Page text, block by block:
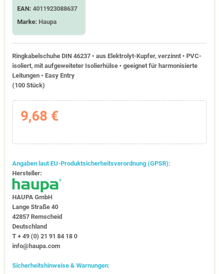
EAN: 4011923088637
Marke: Haupa
Ringkabelschuhe DIN 46237 • aus Elektrolyt-Kupfer, verzinnt • PVC-
isoliert, mit aufgeweiteter Isolierhülse • geeignet für harmonisierte
Leitungen • Easy Entry
(100 Stück)
9,68 €
Angaben laut EU-Produktsicherheitsverordnung (GPSR):
Hersteller:
HAUPA GmbH
Lange Straße 40
42857 Remscheid
Deutschland
T + 49 (0) 21 91 84 18 0
info@haupa.com
Sicherheitshinweise & Warnungen: